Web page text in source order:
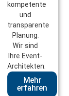
kompetente
und
transparente
Planung.
Wir sind
Ihre Event-
Architekten.
Mehr
erfahren